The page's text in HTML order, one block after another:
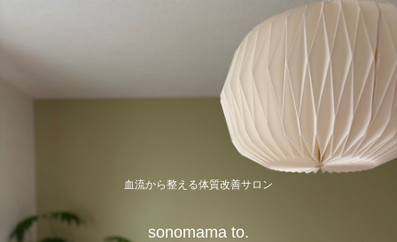
血流から整える体質改善サロン
sonomama to.